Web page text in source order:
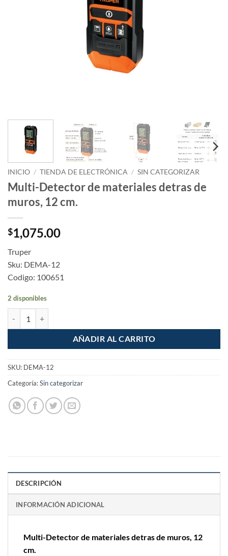
INICIO / TIENDA DE ELECTRÓNICA / SIN CATEGORIZAR
Multi-Detector de materiales detras de
muros, 12 cm.
$1,075.00
Truper
Sku: DEMA-12
Codigo: 100651
2 disponibles
AÑADIR AL CARRITO
SKU: DEMA-12
Categoría:Sin categorizar
DESCRIPCIÓN
INFORMACIÓN ADICIONAL
Multi-Detector de materiales detras de muros, 12
cm.